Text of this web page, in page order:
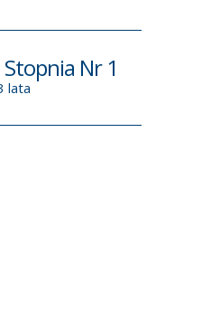
Stopnia Nr 1
lata